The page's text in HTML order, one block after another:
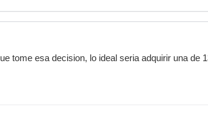
tome esa decision, lo ideal seria adquirir una de